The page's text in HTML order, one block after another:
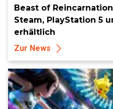
Beast of
Steam, PlayStation 5
erhältlich
Zur News